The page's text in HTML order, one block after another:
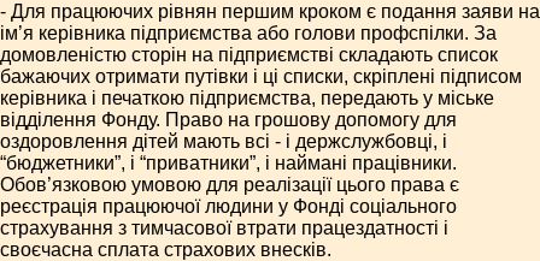
- Для працюючих рівнян першим кроком є подання заяви на
ім’я керівника підприємства або голови профспілки. За
домовленістю сторін на підприємстві складають список
бажаючих отримати путівки і ці списки, скріплені підписом
керівника і печаткою підприємства, передають у міське
відділення Фонду. Право на грошову допомогу для
оздоровлення дітей мають всі - і держслужбовці, і
“бюджетники”, і “приватники”, і наймані працівники.
Обов’язковою умовою для реалізації цього права є
реєстрація працюючої людини у Фонді соціального
страхування з тимчасової втрати працездатності і
своєчасна сплата страхових внесків.